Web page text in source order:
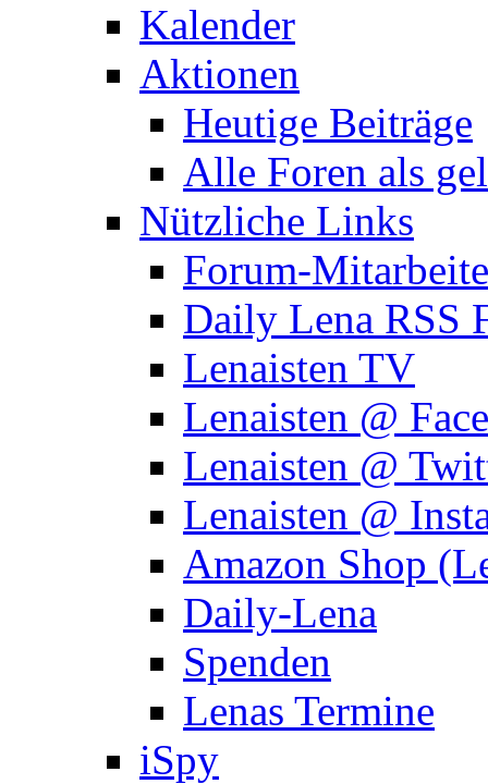
Kalender
Aktionen
Heutige Beiträge
Alle Foren als
Nützliche Links
Forum-
Daily Lena RSS
Lenaisten TV
Lenaisten @
Lenaisten @
Lenaisten @
Amazon Shop
Daily-Lena
Spenden
Lenas Termine
iSpy